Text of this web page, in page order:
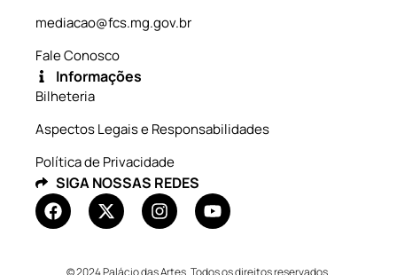
mediacao@fcs.mg.gov.br
Fale Conosco
Informações
Bilheteria
Aspectos Legais e Responsabilidades
Política de Privacidade
SIGA NOSSAS REDES
© 2024 Palácio das Artes. Todos os direitos reservados.